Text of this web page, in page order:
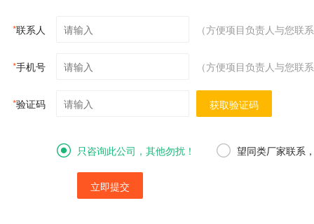
*联系人 （方便项目负责人与您联
*手机号 （方便项目负责人与您联
*验证码 获取验证码
只咨询此公司，其他勿扰！ 望同类厂家联系
立即提交